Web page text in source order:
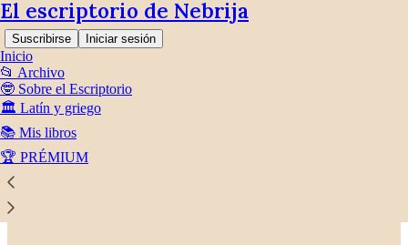
El escriptorio de Nebrija
Suscribirse Iniciar sesión
Inicio
📂 Archivo
🤓 Sobre el Escriptorio
🏛️ Latín y griego
📚 Mis libros
🏆 PRÉMIUM
Mis libros